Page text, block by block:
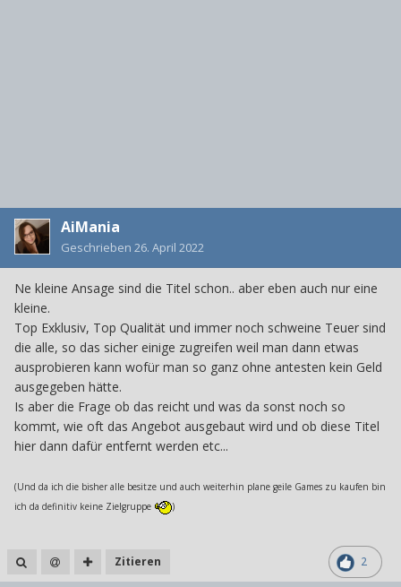
AiMania
Geschrieben 26. April 2022
Ne kleine Ansage sind die Titel schon.. aber eben auch nur eine
kleine.
Top Exklusiv, Top Qualität und immer noch schweine Teuer sind
die alle, so das sicher einige zugreifen weil man dann etwas
ausprobieren kann wofür man so ganz ohne antesten kein Geld
ausgegeben hätte.
Is aber die Frage ob das reicht und was da sonst noch so
kommt, wie oft das Angebot ausgebaut wird und ob diese Titel
hier dann dafür entfernt werden etc...
(Und da ich die bisher alle besitze und auch weiterhin plane geile Games zu kaufen bin
ich da definitiv keine Zielgruppe
)
2
Zitieren